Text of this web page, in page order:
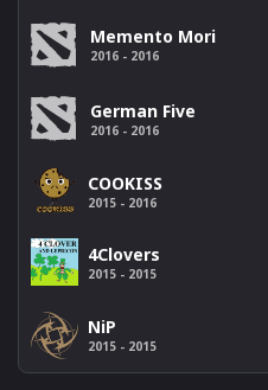
Memento Mori
2016 - 2016
German Five
2016 - 2016
COOKISS
2015 - 2016
4Clovers
2015 - 2015
NiP
2015 - 2015